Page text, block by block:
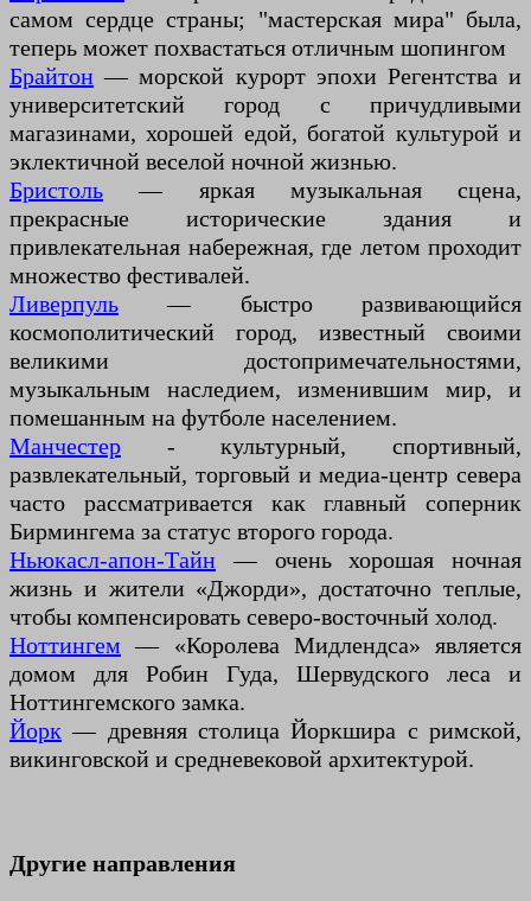
самом сердце страны; "мастерская мира" была,
теперь может похвастаться отличным шопингом
Брайтон — морской курорт эпохи Регентства и
университетский город с причудливыми
магазинами, хорошей едой, богатой культурой и
эклектичной веселой ночной жизнью.
Бристоль — яркая музыкальная сцена,
прекрасные исторические здания и
привлекательная набережная, где летом проходит
множество фестивалей.
Ливерпуль — быстро развивающийся
космополитический город, известный своими
великими достопримечательностями,
музыкальным наследием, изменившим мир, и
помешанным на футболе населением.
Манчестер - культурный, спортивный,
развлекательный, торговый и медиа-центр севера
часто рассматривается как главный соперник
Бирмингема за статус второго города.
Ньюкасл-апон-Тайн — очень хорошая ночная
жизнь и жители «Джорди», достаточно теплые,
чтобы компенсировать северо-восточный холод.
Ноттингем — «Королева Мидлендса» является
домом для Робин Гуда, Шервудского леса и
Ноттингемского замка.
Йорк — древняя столица Йоркшира с римской,
викинговской и средневековой архитектурой.
Другие направления